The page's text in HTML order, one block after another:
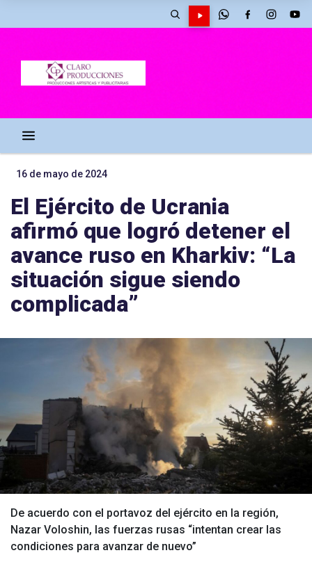
16 de mayo de 2024
El Ejército de Ucrania
afirmó que logró detener el
avance ruso en Kharkiv: “La
situación sigue siendo
complicada”
De acuerdo con el portavoz del ejército en la región,
Nazar Voloshin, las fuerzas rusas “intentan crear las
condiciones para avanzar de nuevo”